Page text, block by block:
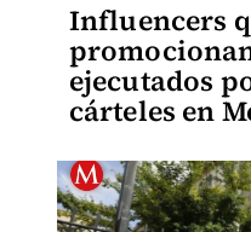
Influencers
ejecutados
cárteles en